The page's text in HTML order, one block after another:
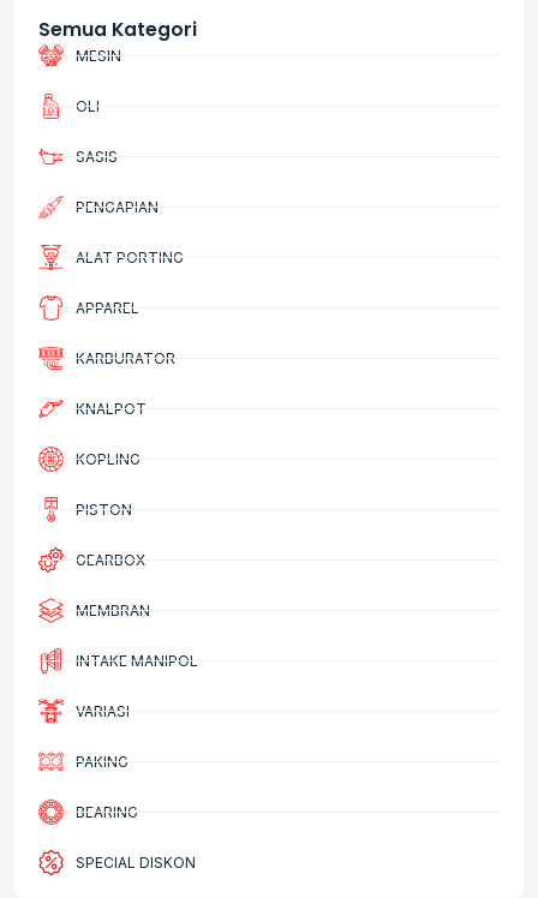
Semua Kategori
MESIN
OLI
SASIS
PENGAPIAN
ALAT PORTING
APPAREL
KARBURATOR
KNALPOT
KOPLING
PISTON
GEARBOX
MEMBRAN
INTAKE MANIPOL
VARIASI
PAKING
BEARING
SPECIAL DISKON